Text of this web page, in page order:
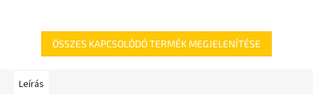
ÖSSZES KAPCSOLÓDÓ TERMÉK MEGJELENÍTÉSE
Leírás